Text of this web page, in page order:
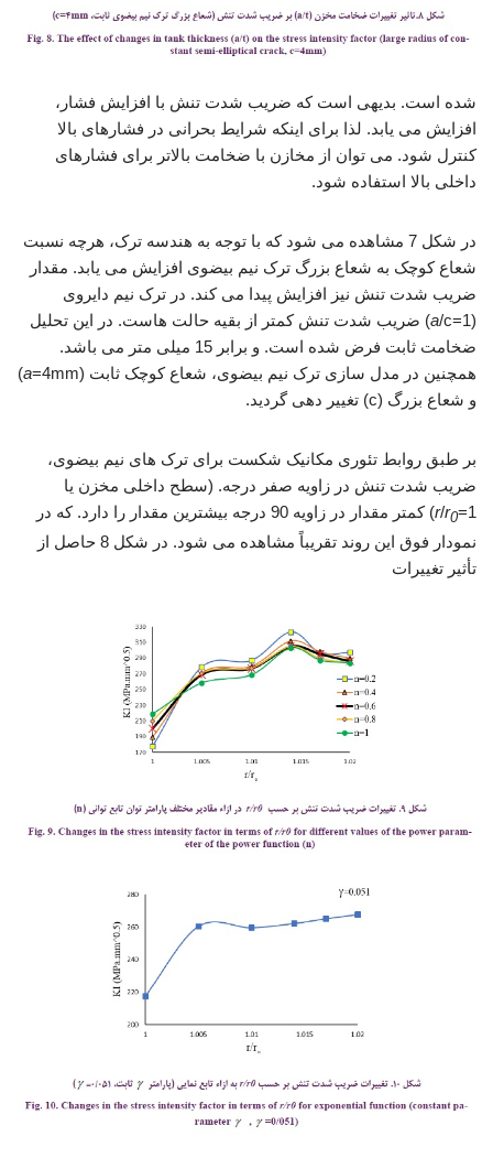
شده است. بدیهی است که ضریب شدت تنش با افزایش فشار،
افزایش می یابد. لذا برای اینکه شرایط بحرانی در فشارهای بالا
کنترل شود. می توان از مخازن با ضخامت بالاتر برای فشارهای
داخلی بالا استفاده شود.
در شکل 7 مشاهده می شود که با توجه به هندسه ترک، هرچه نسبت
شعاع کوچک به شعاع بزرگ ترک نیم بیضوی افزایش می یابد. مقدار
ضریب شدت تنش نیز افزایش پیدا می کند. در ترک نیم دایروی
(
a/c=1) ضریب شدت تنش کمتر از بقیه حالت هاست. در این تحلیل
ضخامت ثابت فرض شده است. و برابر 15 میلی متر می باشد.
همچنین در مدل سازی ترک نیم بیضوی، شعاع کوچک ثابت (
a
=4mm)
و شعاع بزرگ (c) تغییر دهی گردید.
بر طبق روابط تئوری مکانیک شکست برای ترک های نیم بیضوی،
ضریب شدت تنش در زاویه صفر درجه. (سطح داخلی مخزن یا
r/r0
=1) کمتر مقدار در زاویه 90 درجه بیشترین مقدار را دارد. که در
نمودار فوق این روند تقریباً مشاهده می شود. در شکل 8 حاصل از
تأثیر تغییرات